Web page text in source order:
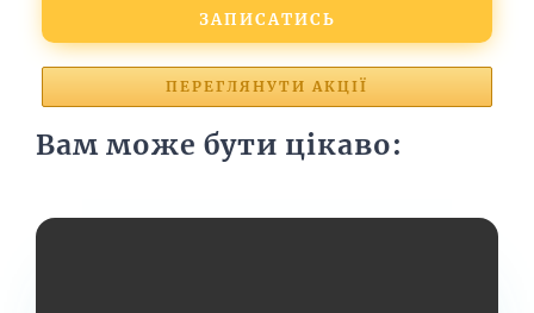
ЗАПИСАТИСЬ
ПЕРЕГЛЯНУТИ АКЦІЇ
Вам може бути цікаво: